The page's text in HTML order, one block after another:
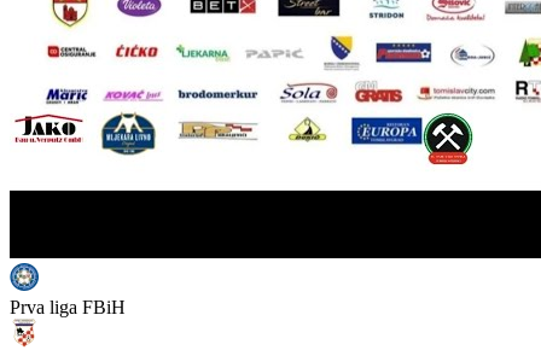
Prva liga FBiH